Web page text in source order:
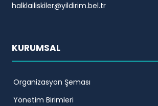
halklailiskiler@yildirim.bel.tr
KURUMSAL
Organizasyon Şeması
Yönetim Birimleri